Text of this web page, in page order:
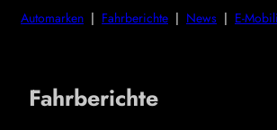
Automarken | Fahrberichte | News | E-
Fahrberichte